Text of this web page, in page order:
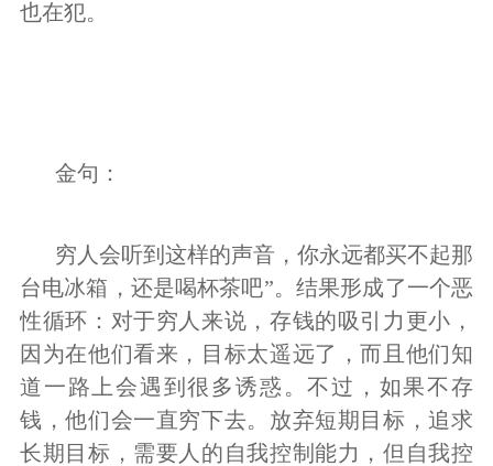
也在犯。
金句：
穷人会听到这样的声音，你永远都买不起那
台电冰箱，还是喝杯茶吧”。结果形成了一个恶
性循环：对于穷人来说，存钱的吸引力更小，
因为在他们看来，目标太遥远了，而且他们知
道一路上会遇到很多诱惑。不过，如果不存
钱，他们会一直穷下去。放弃短期目标，追求
长期目标，需要人的自我控制能力，但自我控